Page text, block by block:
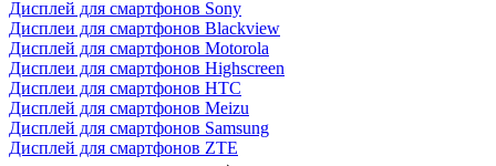
Дисплей для смартфонов Sony
Дисплеи для смартфонов Blackview
Дисплей для смартфонов Motorola
Дисплеи для смартфонов Highscreen
Дисплеи для смартфонов HTC
Дисплей для смартфонов Meizu
Дисплей для смартфонов Samsung
Дисплей для смартфонов ZTE